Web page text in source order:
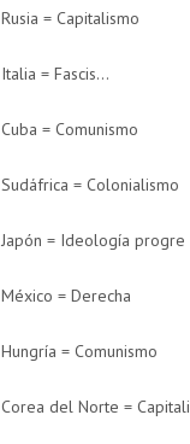
Rusia = Capitalismo
Italia = Fascis…
Cuba = Comunismo
Sudáfrica = Colonialismo
Japón = Ideología progre
México = Derecha
Hungría = Comunismo
Corea del Norte =